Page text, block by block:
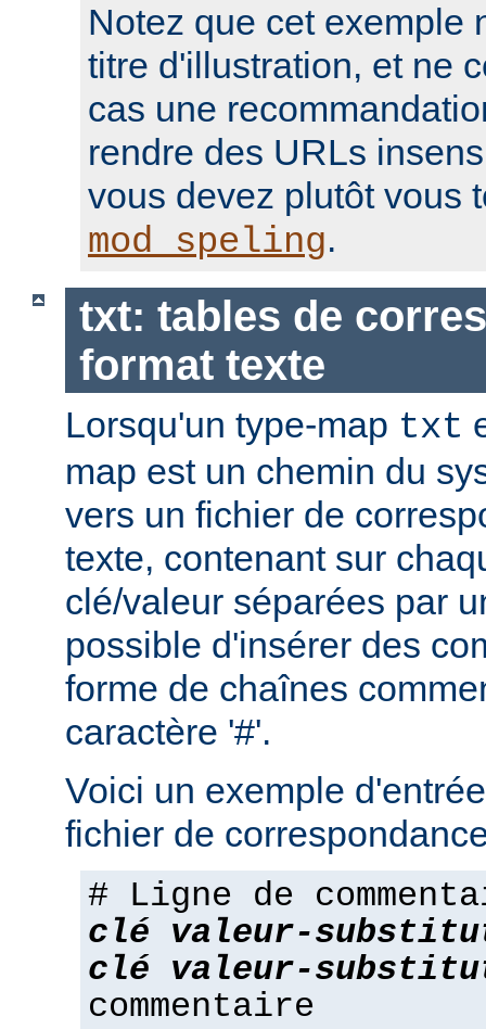
Notez que cet exemple
titre d'illustration, et ne
cas une
rendre des URLs
vous devez plutôt vous
mod_speling.
txt: tables de
format texte
Lorsqu'un type-map txt
map est un chemin du
vers un fichier de
texte, contenant sur
clé/valeur séparées par
possible d'insérer des
forme de chaînes
caractère '#'.
Voici un exemple
fichier de
# Ligne de
clé
valeur-
clé
valeur-
commentaire